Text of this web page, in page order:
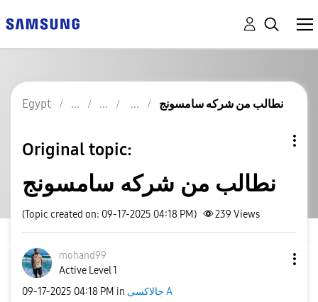
Egypt نطالب من شركه سامسونج
Original topic:
نطالب من شركه سامسونج
(Topic created on: 09-17-2025 04:18 PM) 239 Views
mohand99
Active Level 1
‎09-17-2025 04:18 PM in جالاكسى A